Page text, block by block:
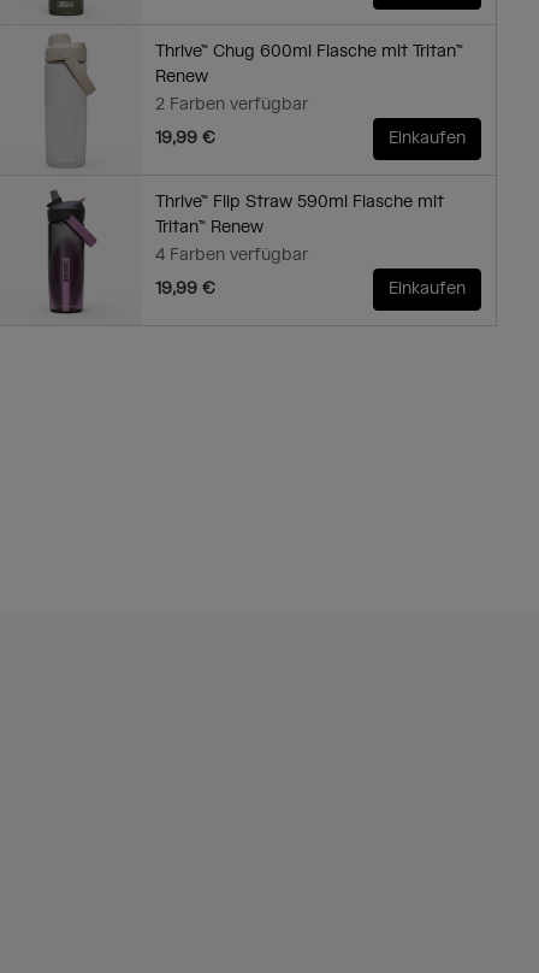
Thrive™ Chug 600ml Flasche mit Tritan™
Renew
2 Farben verfügbar
19,99 €
Einkaufen
Thrive™ Flip Straw 590ml Flasche mit
Tritan™ Renew
4 Farben verfügbar
19,99 €
Einkaufen